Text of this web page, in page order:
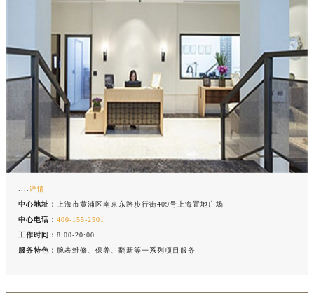
....详情
中心地址：
上海市黄浦区南京东路步行街409号上海置地广场
中心电话：400-155-2501
工作时间：8:00-20:00
服务特色： 腕表维修、保养、翻新等一系列项目服务